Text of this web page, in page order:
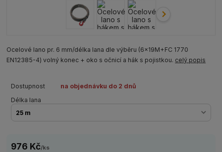
Ocelové lano pr. 6 mm/délka lana dle výběru (6x19M+FC 1770
EN12385-4) volný konec + oko s očnicí a hák s pojistkou. celý popis
Dostupnost
na objednávku do 2 dnů
Délka lana
976 Kč/ks